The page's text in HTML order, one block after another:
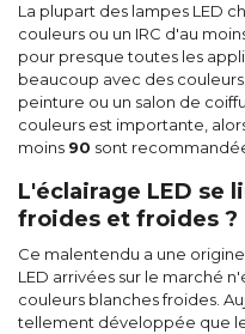
La plupart des lampes LED
couleurs ou un IRC d'au
pour presque toutes les
beaucoup avec des
peinture ou un salon de
couleurs est importante,
moins 90 sont
L'éclairage LED se
froides et froides ?
Ce malentendu a une
LED arrivées sur le marché
couleurs blanches froides.
tellement développée que